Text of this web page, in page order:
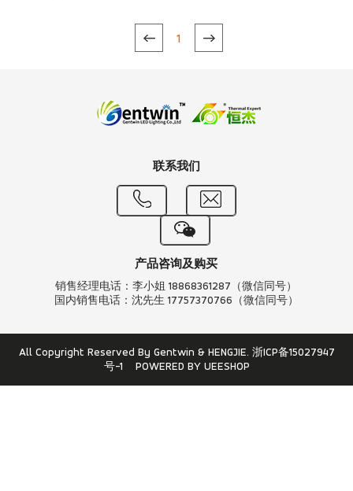
1
联系我们
产品咨询及购买
销售经理电话：李小姐 18868361287（微信同号）
国内销售电话：沈先生 17757370766（微信同号）
All Copyright Reserved By Gentwin & HENGJIE. 浙ICP备15027947
号-1
POWERED BY UEESHOP